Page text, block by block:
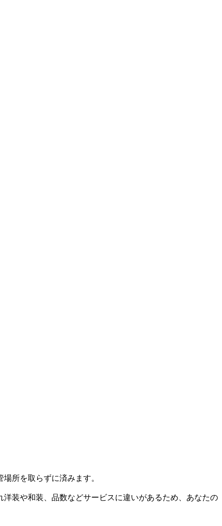
所を取らずに済みます。
装や和装、品数などサービスに違いがあるため、あなたの